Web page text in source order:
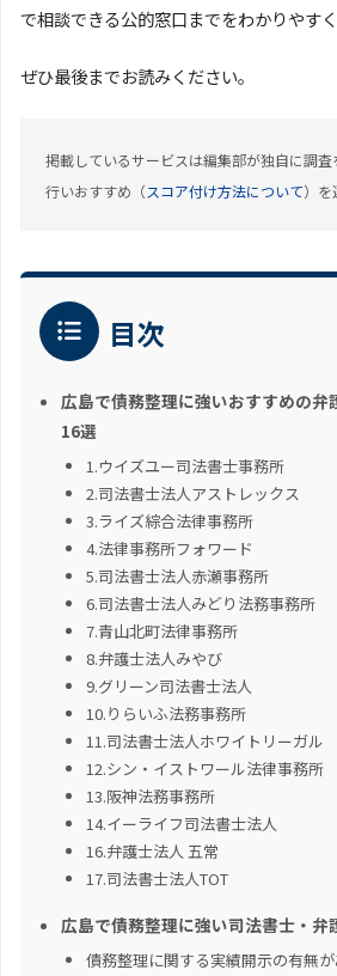
で相談できる公的窓口までをわかりやすく
ぜひ最後までお読みください。
掲載しているサービスは編集部が独自に調
行いおすすめ（スコア付け方法について）を
目次
広島で債務整理に強いおすすめの弁
16選
1.ウイズユー司法書士事務所
2.司法書士法人アストレックス
3.ライズ綜合法律事務所
4.法律事務所フォワード
5.司法書士法人赤瀬事務所
6.司法書士法人みどり法務事務所
7.青山北町法律事務所
8.弁護士法人みやび
9.グリーン司法書士法人
10.りらいふ法務事務所
11.司法書士法人ホワイトリーガル
12.シン・イストワール法律事務所
13.阪神法務事務所
14.イーライフ司法書士法人
16.弁護士法人 五常
17.司法書士法人TOT
広島で債務整理に強い司法書士・弁
債務整理に関する実績開示の有無